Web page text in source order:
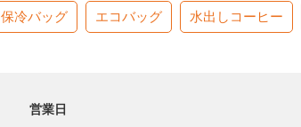
保冷バッグ エコバッグ 水出しコーヒー
営業日